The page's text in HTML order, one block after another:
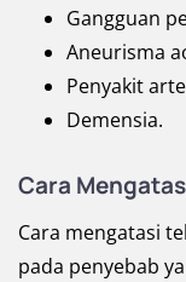
Gangguan
Aneurisma
Penyakit
Demensia.
Cara
Cara mengatasi
pada penyebab